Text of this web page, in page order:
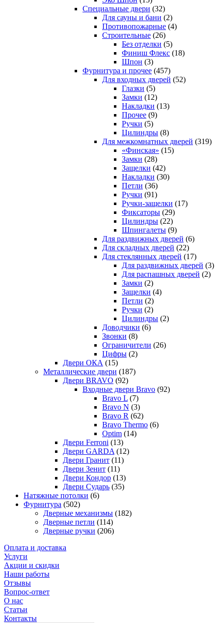
Специальные двери (32)
Для сауны и бани (2)
Противопожарные (4)
Строительные (26)
Без отделки (5)
Финиш Флекс (18)
Шпон (3)
Фурнитура и прочее (457)
Для входных дверей (52)
Глазки (5)
Замки (12)
Накладки (13)
Прочее (9)
Ручки (5)
Цилиндры (8)
Для межкомнатных дверей (319)
«Финская» (15)
Замки (28)
Защелки (42)
Накладки (30)
Петли (36)
Ручки (91)
Ручки-защелки (17)
Фиксаторы (29)
Цилиндры (22)
Шпингалеты (9)
Для раздвижных дверей (6)
Для складных дверей (22)
Для стеклянных дверей (17)
Для раздвижных дверей (3)
Для распашных дверей (2)
Замки (2)
Защелки (4)
Петли (2)
Ручки (2)
Цилиндры (2)
Доводчики (6)
Звонки (8)
Ограничители (26)
Цифры (2)
Двери ОКА (15)
Металлические двери (187)
Двери BRAVO (92)
Входные двери Bravo (92)
Bravo L (7)
Bravo N (3)
Bravo R (62)
Bravo Thermo (6)
Optim (14)
Двери Ferroni (13)
Двери GARDA (12)
Двери Гранит (11)
Двери Зенит (11)
Двери Кондор (13)
Двери Сударь (35)
Натяжные потолки (6)
Фурнитура (502)
Дверные механизмы (182)
Дверные петли (114)
Дверные ручки (206)
Оплата и доставка
Услуги
Акции и скидки
Наши работы
Отзывы
Вопрос-ответ
О нас
Статьи
Контакты